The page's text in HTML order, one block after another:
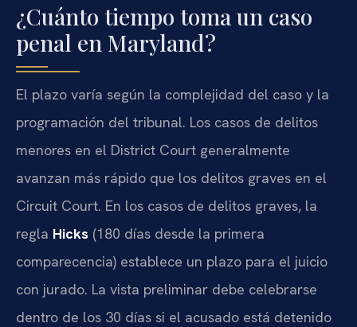
¿Cuánto tiempo toma un caso
penal en Maryland?
El plazo varía según la complejidad del caso y la
programación del tribunal. Los casos de delitos
menores en el District Court generalmente
avanzan más rápido que los delitos graves en el
Circuit Court. En los casos de delitos graves, la
regla Hicks (180 días desde la primera
comparecencia) establece un plazo para el juicio
con jurado. La vista preliminar debe celebrarse
dentro de los 30 días si el acusado está detenido